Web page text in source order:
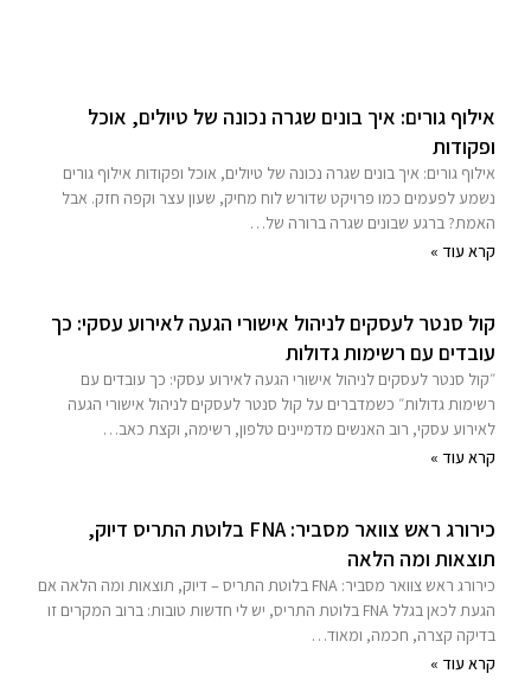
אילוף גורים: איך בונים שגרה נכונה של טיולים, אוכל
ופקודות
אילוף גורים: איך בונים שגרה נכונה של טיולים, אוכל ופקודות אילוף גורים
נשמע לפעמים כמו פרויקט שדורש לוח מחיק, שעון עצר וקפה חזק. אבל
האמת? ברגע שבונים שגרה ברורה של…
קרא עוד »
קול סנטר לעסקים לניהול אישורי הגעה לאירוע עסקי: כך
עובדים עם רשימות גדולות
״קול סנטר לעסקים לניהול אישורי הגעה לאירוע עסקי: כך עובדים עם
רשימות גדולות״ כשמדברים על קול סנטר לעסקים לניהול אישורי הגעה
לאירוע עסקי, רוב האנשים מדמיינים טלפון, רשימה, וקצת כאב…
קרא עוד »
כירורג ראש צוואר מסביר: FNA בלוטת התריס דיוק,
תוצאות ומה הלאה
כירורג ראש צוואר מסביר: FNA בלוטת התריס – דיוק, תוצאות ומה הלאה אם
הגעת לכאן בגלל FNA בלוטת התריס, יש לי חדשות טובות: ברוב המקרים זו
בדיקה קצרה, חכמה, ומאוד…
קרא עוד »